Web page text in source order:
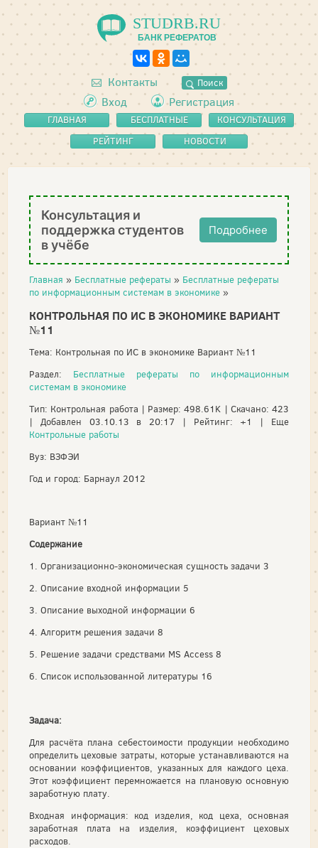
STUDRB.RU
БАНК РЕФЕРАТОВ
Контакты Поиск
Вход Регистрация
ГЛАВНАЯ
БЕСПЛАТНЫЕ
РЕФЕРАТЫ
КОНСУЛЬТАЦИЯ
РЕЙТИНГ
НОВОСТИ
Консультация и
поддержка студентов
в учёбе
Подробнее
Главная » Бесплатные рефераты » Бесплатные рефераты
по информационным системам в экономике »
КОНТРОЛЬНАЯ ПО ИС В ЭКОНОМИКЕ ВАРИАНТ
№11
Тема: Контрольная по ИС в экономике Вариант №11
Раздел: Бесплатные рефераты по информационным
системам в экономике
Тип: Контрольная работа | Размер: 498.61K | Скачано: 423
| Добавлен 03.10.13 в 20:17 | Рейтинг: +1 | Еще
Контрольные работы
Вуз: ВЗФЭИ
Год и город: Барнаул 2012
Вариант №11
Содержание
1. Организационно-экономическая сущность задачи 3
2. Описание входной информации 5
3. Описание выходной информации 6
4. Алгоритм решения задачи 8
5. Решение задачи средствами MS Access 8
6. Список использованной литературы 16
Задача:
Для расчёта плана себестоимости продукции необходимо
определить цеховые затраты, которые устанавливаются на
основании коэффициентов, указанных для каждого цеха.
Этот коэффициент перемножается на плановую основную
заработную плату.
Входная информация: код изделия, код цеха, основная
заработная плата на изделия, коэффициент цеховых
расходов.